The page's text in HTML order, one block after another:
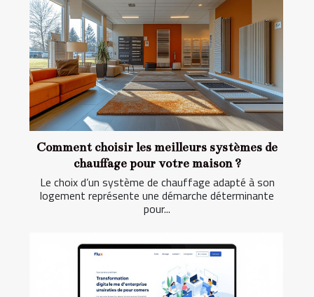
Comment choisir les meilleurs systèmes de
chauffage pour votre maison ?
Le choix d’un système de chauffage adapté à son
logement représente une démarche déterminante
pour...